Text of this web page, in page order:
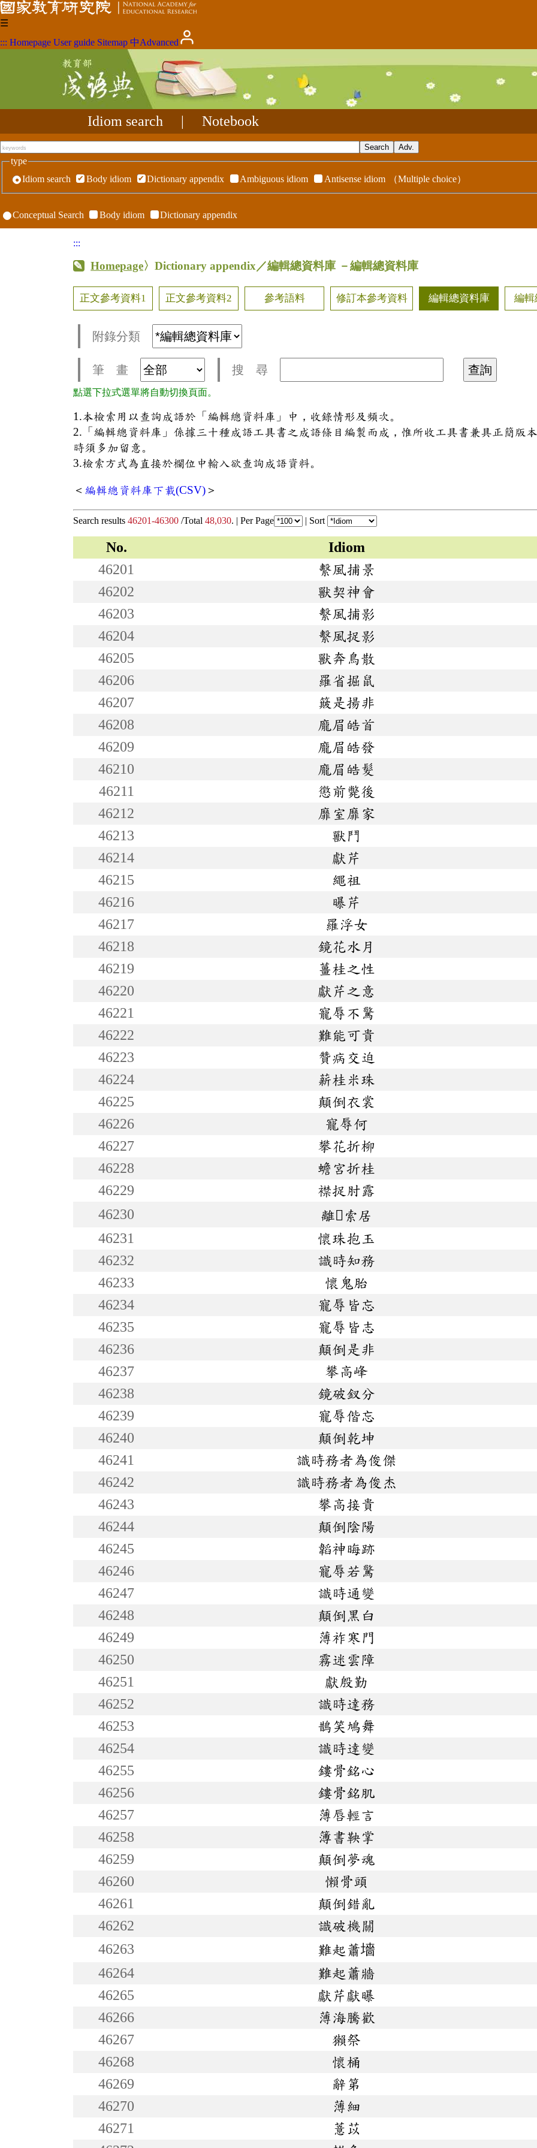
☰
::: Homepage User guide Sitemap 中Advanced
Idiom search Notebook
type
Idiom search
Body idiom Dictionary appendix Ambiguous idiom Antisense idiom （Multiple choice）
Conceptual Search Body idiom Dictionary appendix
:::
Homepage〉Dictionary appendix／編輯總資料庫 －編輯總資料庫
正文參考資料1 正文參考資料2 參考語料 修訂本參考資料 編輯總資料庫 編輯
附錄分類
筆 畫 搜 尋
點選下拉式選單將自動切換頁面。
1.本檢索用以查詢成語於「編輯總資料庫」中，收錄情形及頻次。
2.「編輯總資料庫」係據三十種成語工具書之成語條目編製而成，惟所收工具書兼具正簡版
時須多加留意。
3.檢索方式為直接於欄位中輸入欲查詢成語資料。
＜ 編輯總資料庫下載(CSV)＞
Search results 46201-46300 /Total 48,030. | Per Page | Sort
No. Idiom
46201
繫風捕景
46202
獸契神會
46203
繫風捕影
46204
繫風捉影
46205
獸奔鳥散
46206
羅省掘鼠
46207
簸是揚非
46208
龐眉皓首
46209
龐眉皓發
46210
龐眉皓髮
46211
懲前斃後
46212
靡室靡家
46213
獸鬥
46214
獻芹
46215
繩祖
46216
曝芹
46217
羅浮女
46218
鏡花水月
46219
薑桂之性
46220
獻芹之意
46221
寵辱不驚
46222
難能可貴
46223
贊病交迫
46224
薪桂米珠
46225
顛倒衣裳
46226
寵辱何
46227
攀花折柳
46228
蟾宮折桂
46229
襟捉肘露
46230
離索居
46231
懷珠抱玉
46232
識時知務
46233
懷鬼胎
46234
寵辱皆忘
46235
寵辱皆志
46236
顛倒是非
46237
攀高峰
46238
鏡破釵分
46239
寵辱偕忘
46240
顛倒乾坤
46241
識時務者為俊傑
46242
識時務者為俊杰
46243
攀高接貴
46244
顛倒陰陽
46245
韜神晦跡
46246
寵辱若驚
46247
識時通變
46248
顛倒黑白
46249
薄祚寒門
46250
霧迷雲障
46251
獻殷勤
46252
識時達務
46253
鵲笑鳩舞
46254
識時達變
46255
鏤骨銘心
46256
鏤骨銘肌
46257
薄唇輕言
46258
簿書鞅掌
46259
顛倒夢魂
46260
懶骨頭
46261
顛倒錯亂
46262
識破機關
46263
難起蕭墻
46264
難起蕭牆
46265
獻芹獻曝
46266
薄海騰歡
46267
獺祭
46268
懷桶
46269
辭第
46270
薄細
46271
薏苡